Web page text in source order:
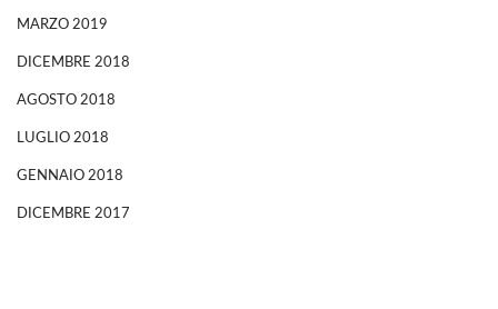
MARZO 2019
DICEMBRE 2018
AGOSTO 2018
LUGLIO 2018
GENNAIO 2018
DICEMBRE 2017